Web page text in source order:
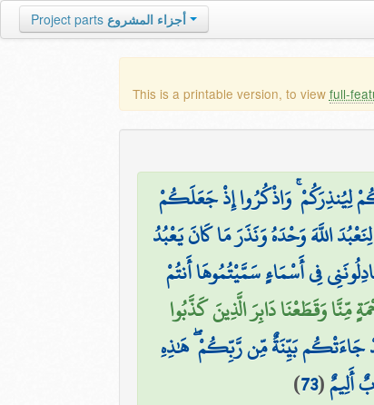
Project parts أجزاء المشروع
This is a printable version, to view full-
وَاذْكُرُوا إِذْ جَعَلَكُمْ
اللَّهَ وَحْدَهُ وَنَذَرَ مَا كَانَ يَعْبُدُ
فِي أَسْمَاءٍ سَمَّيْتُمُوهَا أَنتُمْ
مِّنَّا وَقَطَعْنَا دَابِرَ الَّذِينَ كَذَّبُوا
قَدْ جَاءَتْكُم بَيِّنَةٌ مِّن رَّبِّكُمْ ۖ هَٰذِهِ
أَلِيمٌ(
73
)